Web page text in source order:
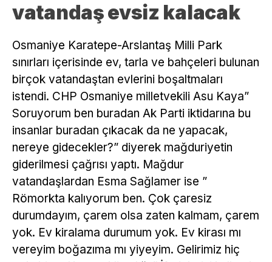
vatandaş evsiz kalacak
Osmaniye Karatepe-Arslantaş Milli Park
sınırları içerisinde ev, tarla ve bahçeleri bulunan
birçok vatandaştan evlerini boşaltmaları
istendi. CHP Osmaniye milletvekili Asu Kaya”
Soruyorum ben buradan Ak Parti iktidarına bu
insanlar buradan çıkacak da ne yapacak,
nereye gidecekler?” diyerek mağduriyetin
giderilmesi çağrısı yaptı. Mağdur
vatandaşlardan Esma Sağlamer ise ”
Römorkta kalıyorum ben. Çok çaresiz
durumdayım, çarem olsa zaten kalmam, çarem
yok. Ev kiralama durumum yok. Ev kirası mı
vereyim boğazıma mı yiyeyim. Gelirimiz hiç